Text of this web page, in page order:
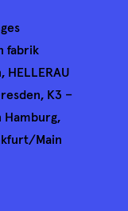
fabrik
HELLERAU
K3 –
Hamburg,
Main